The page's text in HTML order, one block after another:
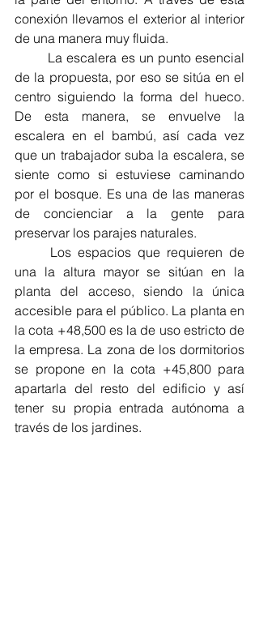
conexión llevamos el exterior al interior
de una manera muy fluida.
de la propuesta, por eso se sitúa en el
centro siguiendo la forma del hueco.
De esta manera, se envuelve la
escalera en el bambú, así cada vez
que un trabajador suba la escalera, se
siente como si estuviese caminando
por el bosque. Es una de las maneras
de concienciar a la gente para
preservar los parajes naturales.
una la altura mayor se sitúan en la
planta del acceso, siendo la única
accesible para el público. La planta en
la cota +48,500 es la de uso estricto de
la empresa. La zona de los dormitorios
se propone en la cota +45,800 para
apartarla del resto del edificio y así
tener su propia entrada autónoma a
través de los jardines.